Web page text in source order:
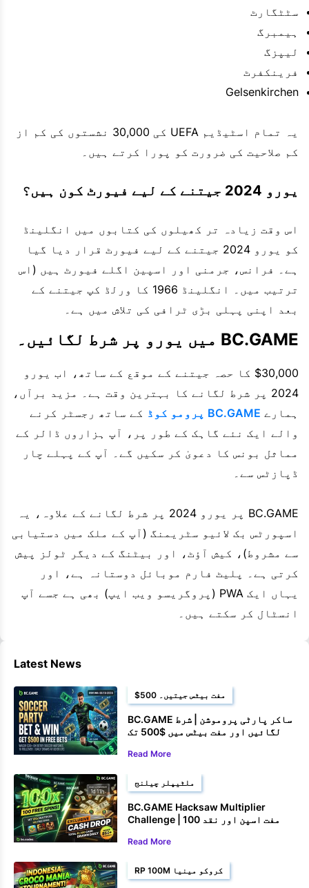
سٹٹگارٹ
ہیمبرگ
لیپزگ
فرینکفرٹ
Gelsenkirchen
یہ تمام اسٹیڈیم UEFA کی 30,000 نشستوں کی کم از
کم صلاحیت کی ضرورت کو پورا کرتے ہیں۔
یورو 2024 جیتنے کے لیے فیورٹ کون ہیں؟
اس وقت زیادہ تر کھیلوں کی کتابوں میں انگلینڈ
کو یورو 2024 جیتنے کے لیے فیورٹ قرار دیا گیا
ہے۔ فرانس، جرمنی اور اسپین اگلے فیورٹ ہیں (اس
ترتیب میں۔ انگلینڈ 1966 کا ورلڈ کپ جیتنے کے
بعد اپنی پہلی بڑی ٹرافی کی تلاش میں ہے۔
BC.GAME میں یورو پر شرط لگائیں۔
$30,000 کا حصہ جیتنے کے موقع کے ساتھ، اب یورو
2024 پر شرط لگانے کا بہترین وقت ہے۔ مزید برآں،
ہمارے BC.GAME پرومو کوڈ
کے ساتھ رجسٹر کرنے
والے ایک نئے گاہک کے طور پر، آپ ہزاروں ڈالر کے
مماثل بونس کا دعویٰ کر سکیں گے۔ آپ کے پہلے چار
ڈپازٹس سے۔
BC.GAME پر یورو 2024 پر شرط لگانے کے علاوہ، یہ
اسپورٹس بک لائیو سٹریمنگ (آپ کے ملک میں دستیابی
سے مشروط)، کیش آؤٹ، اور بیٹنگ کے دیگر ٹولز پیش
کرتی ہے۔ پلیٹ فارم موبائل دوستانہ ہے، اور
یہاں ایک PWA (پروگریسو ویب ایپ) بھی ہے جسے آپ
انسٹال کر سکتے ہیں۔
Latest News
$500 مفت بیٹس جیتیں۔
BC.GAME ساکر پارٹی پروموشن | شرط
لگائیں اور مفت بیٹس میں $500 تک
Read More
ملٹیپلر چیلنج
BC.GAME Hacksaw Multiplier
Challenge | 100 مفت اسپن اور نقد
Read More
RP 100M کروکو مینیا